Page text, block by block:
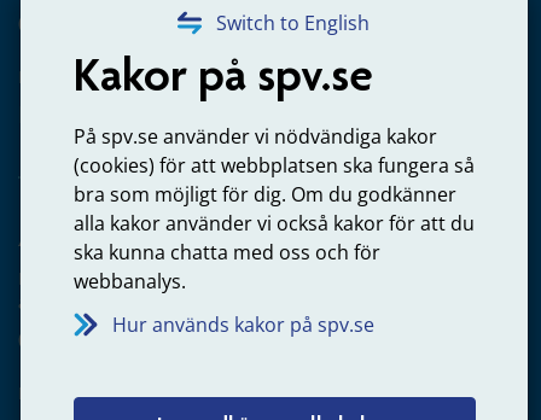
Switch to English
Kakor på spv.se
På spv.se använder vi nödvändiga kakor
(cookies) för att webbplatsen ska fungera så
bra som möjligt för dig. Om du godkänner
alla kakor använder vi också kakor för att du
ska kunna chatta med oss och för
webbanalys.
Hur används kakor på spv.se
020-65 00 65
Kontakta oss
Arbetsgivare
Frågor om administration av tjänstepension från statlig
anställning
060-18 75 03
Kontakta oss